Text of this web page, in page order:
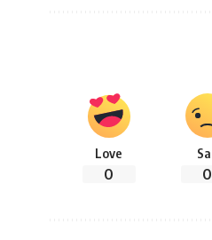
Love
0 0